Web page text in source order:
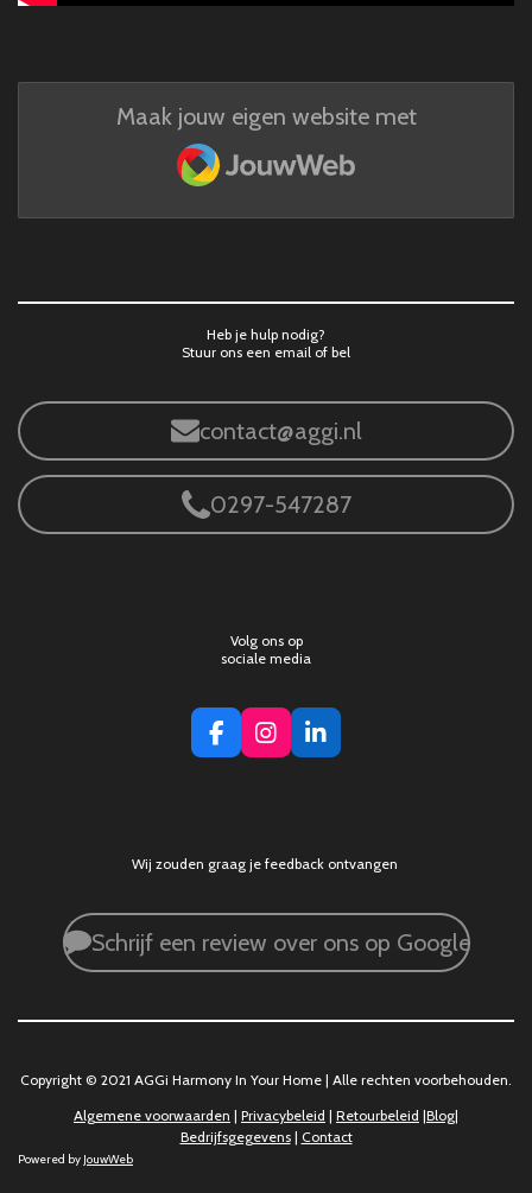
Maak jouw eigen website met
JouwWeb
Heb je hulp nodig?
Stuur ons een email of bel
contact@aggi.nl
0297-547287
Volg ons op
sociale media
F
a
o
I
n
g
m
L
i
d
Wij zouden graag je feedback ontvangen
Schrijf een review over ons op Google
Copyright © 2021 AGGi Harmony In Your Home | Alle rechten voorbehouden.
Algemene voorwaarden | Privacybeleid | Retourbeleid |Blog|
Bedrijfsgegevens| Contact
Powered by JouwWeb